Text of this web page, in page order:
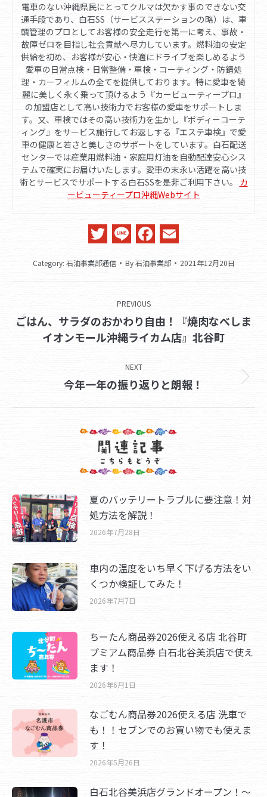
電車のない沖縄県民にとってクルマは欠かす事のできない交
通手段であり、白石SS（サービスステーションの略）は、車
輌管理のプロとしてお客様の安全走行を第一に考え、事故・
故障ゼロを目指し社会貢献へ尽力しています。燃料油の安定
供給を初め、お客様が安心・快適にドライブを楽しめるよう
愛車の日常点検・日常整備・車検・コーティング・防錆処
理・カーフィルムの全てを提供しております。特に愛車を綺
麗に美しく永く乗って頂けるよう『カービューティープロ』
の加盟店として高い技術力でお客様の愛車をサポートしま
す。又、車検ではその高い技術力を生かし『ボディーコーテ
ィング』をサービス施行してお返しする『エステ車検』で愛
車の健康と若さと美しさのサポートをしています。白石配送
センターでは産業用燃料油・家庭用灯油を自動配達安心シス
テムで確実にお届けいたします。愛車の末永い活躍を高い技
術とサービスでサポートする白石SSを是非ご利用下さい。 カ
ービューティープロ沖縄Webサイト
Twitter
LineFacebook
Category: 石油事業部通信 By石油事業部 2021年12月20日
PREVIOUS
Previous
post:
ごはん、サラダのおかわり自由！『焼肉なべしま
イオンモール沖縄ライカム店』北谷町
NEXT
Next
今年一年の振り返りと朗報！
夏のバッテリートラブルに要注意！対
処方法を解説！
2026年7月28日
車内の温度をいち早く下げる方法をい
くつか検証してみた！
2026年7月7日
ちーたん商品券2026使える店 北谷町
プミアム商品券 白石北谷美浜店で使え
ます！
2026年6月1日
なごむん商品券2026使える店 洗車で
も！！セブンでのお買い物でも使えま
す！
2026年5月26日
白石北谷美浜店グランドオープン！～